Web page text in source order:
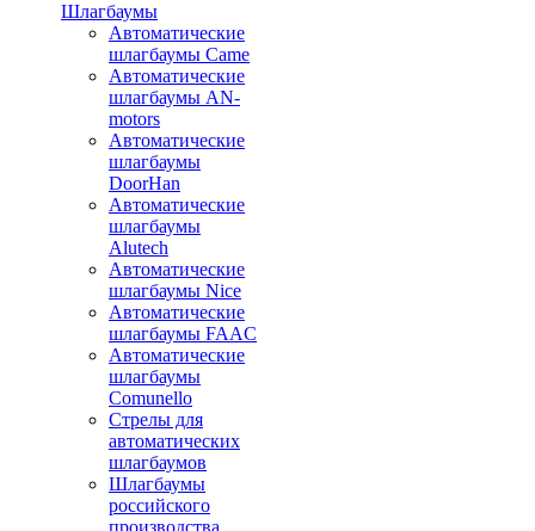
Шлагбаумы
Автоматические
шлагбаумы Came
Автоматические
шлагбаумы AN-
motors
Автоматические
шлагбаумы
DoorHan
Автоматические
шлагбаумы
Alutech
Автоматические
шлагбаумы Nice
Автоматические
шлагбаумы FAAC
Автоматические
шлагбаумы
Comunello
Стрелы для
автоматических
шлагбаумов
Шлагбаумы
российского
производства